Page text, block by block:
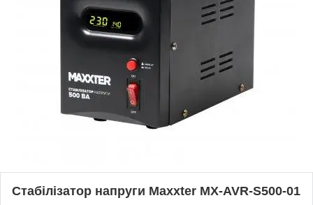
Стабілізатор напруги Maxxter MX-AVR-S500-01